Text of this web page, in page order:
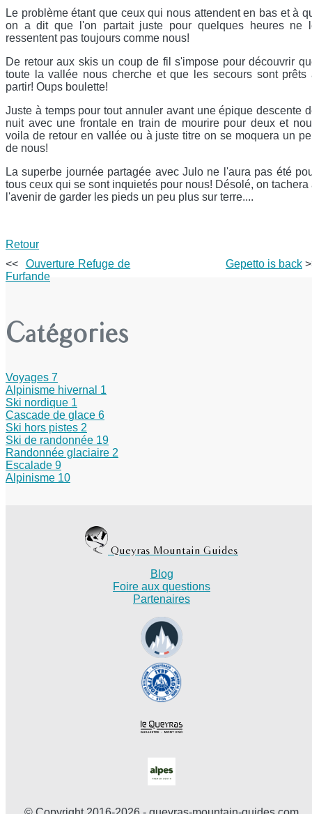
Le problème étant que ceux qui nous attendent en bas et à
on a dit que l'on partait juste pour quelques heures ne
ressentent pas toujours comme nous!
De retour aux skis un coup de fil s'impose pour découvrir
toute la vallée nous cherche et que les secours sont prêts
partir! Oups boulette!
Juste à temps pour tout annuler avant une épique descente
nuit avec une frontale en train de mourire pour deux et
voila de retour en vallée ou à juste titre on se moquera un
de nous!
La superbe journée partagée avec Julo ne l'aura pas été
tous ceux qui se sont inquietés pour nous! Désolé, on tachera
l'avenir de garder les pieds un peu plus sur terre....
Retour
<< Ouverture Refuge de
Furfande
Gepetto is back
Catégories
Voyages 7
Alpinisme hivernal 1
Ski nordique 1
Cascade de glace 6
Ski hors pistes 2
Ski de randonnée 19
Randonnée glaciaire 2
Escalade 9
Alpinisme 10
Queyras Mountain Guides
Blog
Foire aux questions
Partenaires